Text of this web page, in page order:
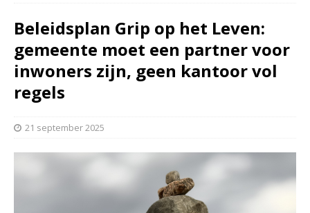
Beleidsplan Grip op het Leven:
gemeente moet een partner voor
inwoners zijn, geen kantoor vol
regels
21 september 2025